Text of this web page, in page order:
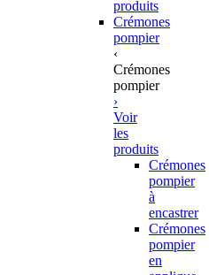
produits
Crémones
pompier
‹
Crémones
pompier
›
Voir
les
produits
Crémones
pompier
à
encastrer
Crémones
pompier
en